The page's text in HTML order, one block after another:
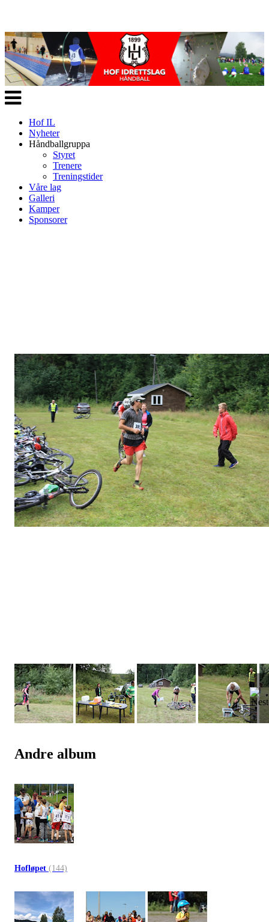
Veksle
navigasjon
Hof IL
Nyheter
Håndballgruppa
Styret
Trenere
Treningstider
Våre lag
Galleri
Kamper
Sponsorer
Andre album
Hofløpet (144)